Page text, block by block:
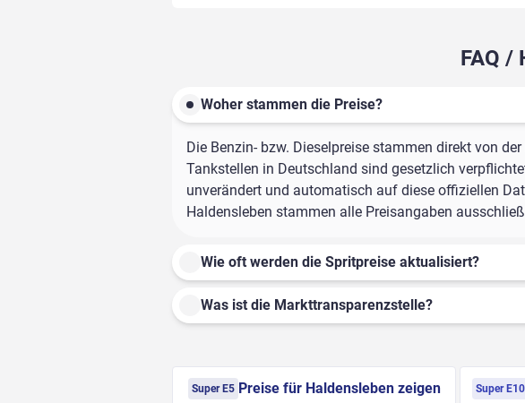
FAQ /
Woher stammen die Preise?
Die Benzin- bzw. Dieselpreise stammen direkt von
Tankstellen in Deutschland sind gesetzlich
unverändert und automatisch auf diese offiziellen
Haldensleben stammen alle Preisangaben
Wie oft werden die Spritpreise aktualisiert?
Was ist die Markttransparenzstelle?
Super E5 Preise für Haldensleben zeigen Super E10